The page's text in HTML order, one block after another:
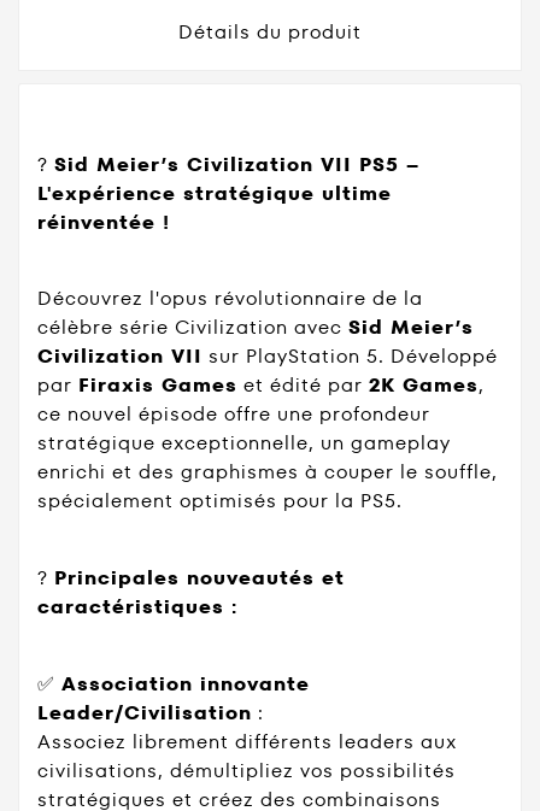
Détails du produit
? Sid Meier’s Civilization VII PS5 –
L'expérience stratégique ultime
réinventée !
Découvrez l'opus révolutionnaire de la
célèbre série Civilization avec Sid Meier’s
Civilization VII sur PlayStation 5. Développé
par Firaxis Games et édité par 2K Games,
ce nouvel épisode offre une profondeur
stratégique exceptionnelle, un gameplay
enrichi et des graphismes à couper le souffle,
spécialement optimisés pour la PS5.
? Principales nouveautés et
caractéristiques :
✅ Association innovante
Leader/Civilisation :
Associez librement différents leaders aux
civilisations, démultipliez vos possibilités
stratégiques et créez des combinaisons